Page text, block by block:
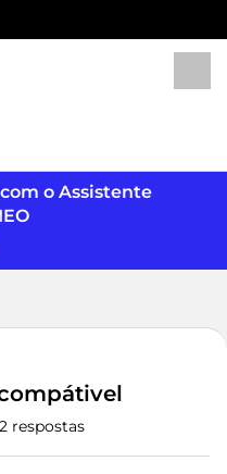
o Assistente
2 respostas